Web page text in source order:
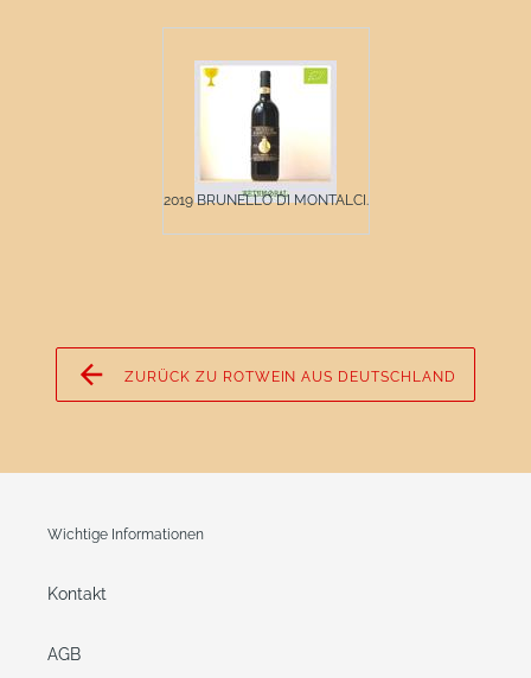
2019 BRUNELLO DI MONTALCI...
ZURÜCK ZU ROTWEIN AUS DEUTSCHLAND
Wichtige Informationen
Kontakt
AGB